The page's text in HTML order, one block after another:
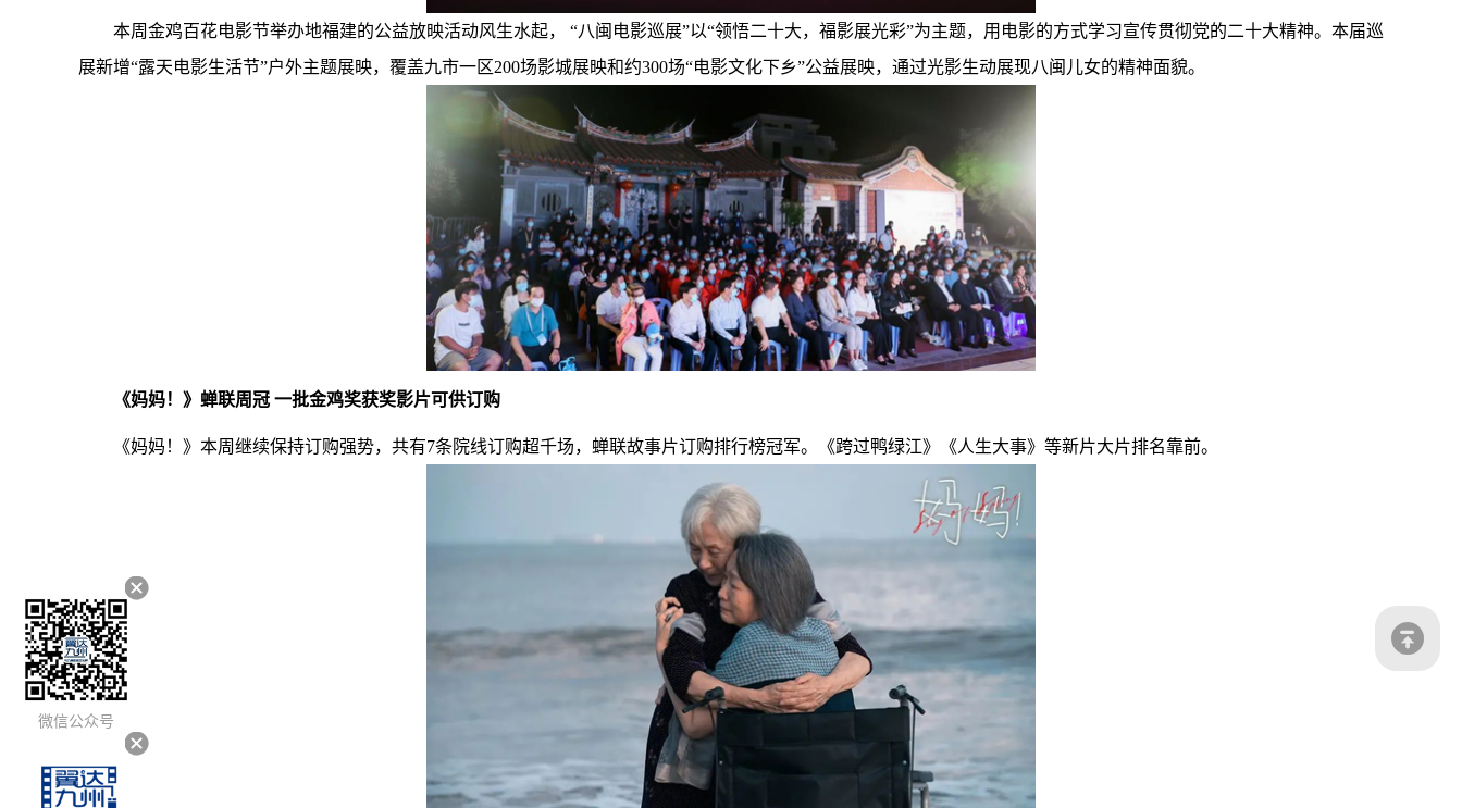
本周金鸡百花电影节举办地福建的公益放映活动风生水起， “八闽电影巡展”以“领悟二十大，福影展光彩”为主题，用电影的方式学习宣传贯彻党的二十大精神。本届巡
展新增“露天电影生活节”户外主题展映，覆盖九市一区200场影城展映和约300场“电影文化下乡”公益展映，通过光影生动展现八闽儿女的精神面貌。
《妈妈！》蝉联周冠 一批金鸡奖获奖影片可供订购
《妈妈！》本周继续保持订购强势，共有7条院线订购超千场，蝉联故事片订购排行榜冠军。《跨过鸭绿江》《人生大事》等新片大片排名靠前。
微信公众号